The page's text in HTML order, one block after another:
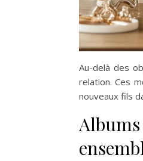
Au-delà des
relation. Ces
nouveaux fils